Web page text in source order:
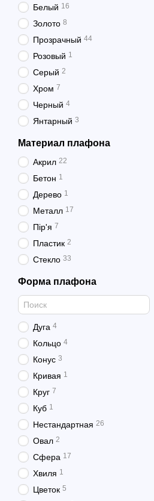
Белый 16
Золото 8
Прозрачный 44
Розовый 1
Серый 2
Хром 7
Черный 4
Янтарный 3
Материал плафона
Акрил 22
Бетон 1
Дерево 1
Металл 17
Пір'я 7
Пластик 2
Стекло 33
Форма плафона
Дуга 4
Кольцо 4
Конус 3
Кривая 1
Круг 7
Куб 1
Нестандартная 26
Овал 2
Сфера 17
Хвиля 1
Цветок 5